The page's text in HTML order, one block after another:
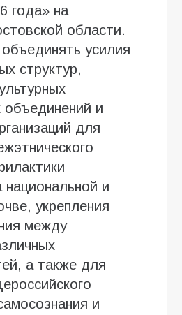
года» на
области.
усилия
структур,
и
для
и
укрепления
между
а также для
и